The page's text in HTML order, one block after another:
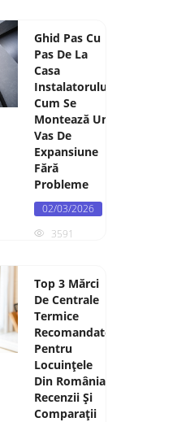
Ghid Pas Cu
Pas De La
Casa
Instalatorului:
Cum Se
Montează Un
Vas De
Expansiune
Fără
Probleme
02/03/2026
3591
Top 3 Mărci
De Centrale
Termice
Recomandate
Pentru
Locuințele
Din România:
Recenzii Și
Comparații